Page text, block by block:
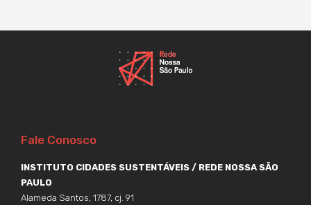
Fale Conosco
INSTITUTO CIDADES SUSTENTÁVEIS / REDE NOSSA SÃO
PAULO
Alameda Santos, 1787, cj. 91